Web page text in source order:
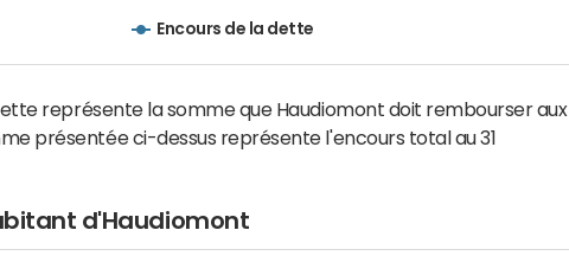
Encours de la dette
représente la somme que Haudiomont doit rembourser aux
présentée ci-dessus représente l'encours total au 31
d'Haudiomont